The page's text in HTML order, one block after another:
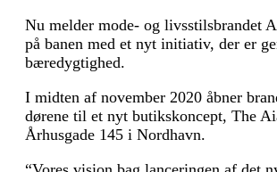
Nu melder mode- og livsstilsbrandet
på banen med et nyt initiativ, der er
bæredygtighed.
I midten af november 2020 åbner
dørene til et nyt butikskoncept, The
Århusgade 145 i Nordhavn.